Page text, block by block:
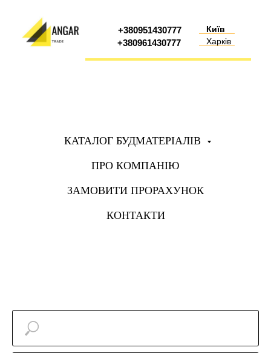
+380961430777
+380951430777
Київ
Харків
КАТАЛОГ БУДМАТЕРІАЛІВ
ПРО КОМПАНІЮ
ЗАМОВИТИ ПРОРАХУНОК
КОНТАКТИ